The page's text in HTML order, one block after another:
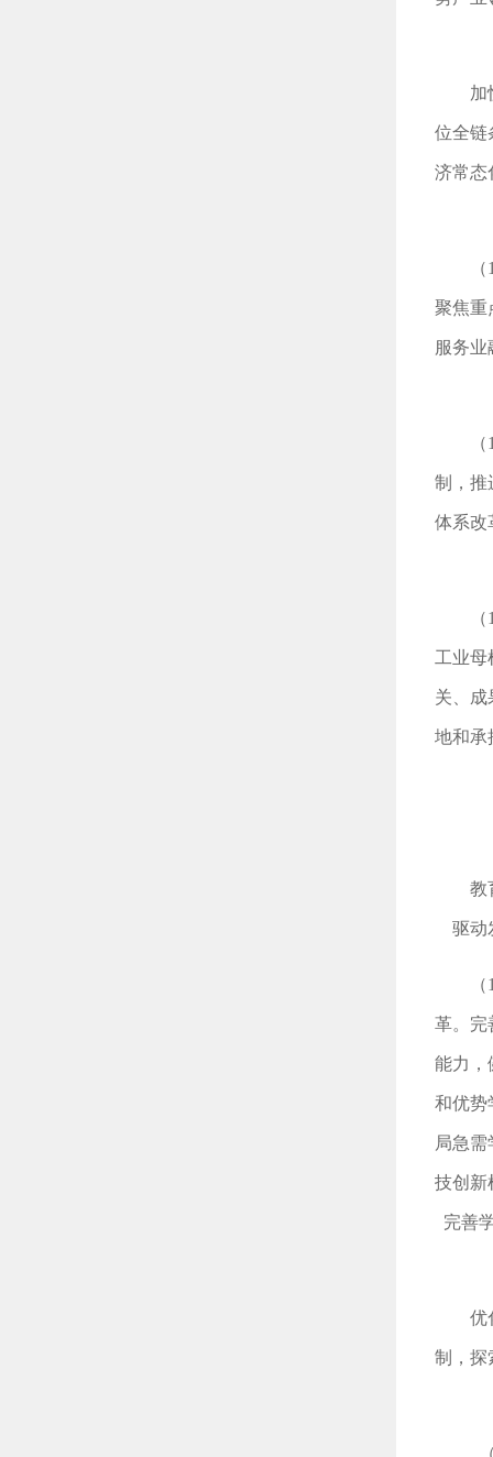
加
位全链
济常态
聚焦重
服务
制，推
体系改
工业母
关、成
地和承
教
驱动
革。完
能力，
和优势
局急
技创新
完善
优
制，探